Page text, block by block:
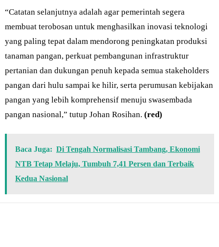
“Catatan selanjutnya adalah agar pemerintah segera
membuat terobosan untuk menghasilkan inovasi teknologi
yang paling tepat dalam mendorong peningkatan produksi
tanaman pangan, perkuat pembangunan infrastruktur
pertanian dan dukungan penuh kepada semua stakeholders
pangan dari hulu sampai ke hilir, serta perumusan kebijakan
pangan yang lebih komprehensif menuju swasembada
pangan nasional,” tutup Johan Rosihan. (red)
Baca Juga: Di Tengah Normalisasi Tambang, Ekonomi
NTB Tetap Melaju, Tumbuh 7,41 Persen dan Terbaik
Kedua Nasional